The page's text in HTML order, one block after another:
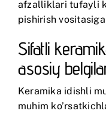
afzalliklari tufayli
pishirish
Sifatli
asosiy
Keramika idishli
muhim